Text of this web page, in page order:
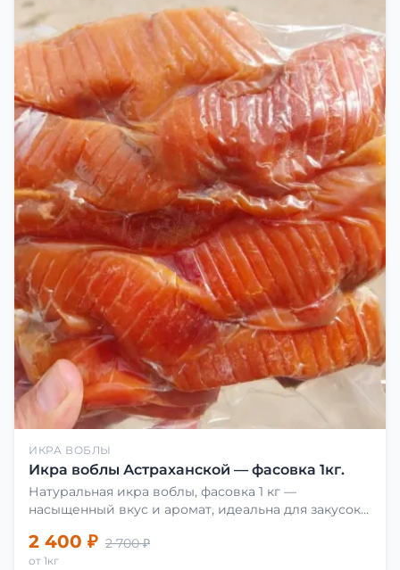
ИКРА ВОБЛЫ
Икра воблы Астраханской — фасовка 1кг.
Натуральная икра воблы, фасовка 1 кг —
насыщенный вкус и аромат, идеальна для закусок
2 400 ₽ 2 700 ₽
от 1кг